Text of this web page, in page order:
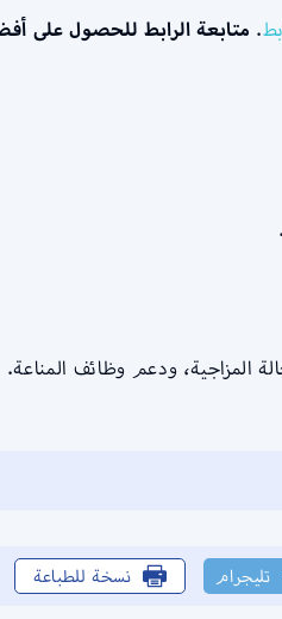
. متابعة الرابط للحصول على
المزاجية، ودعم وظائف المناعة.
تليجرام نسخة للطباعة